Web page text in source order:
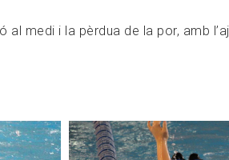
medi i la pèrdua de la por, amb